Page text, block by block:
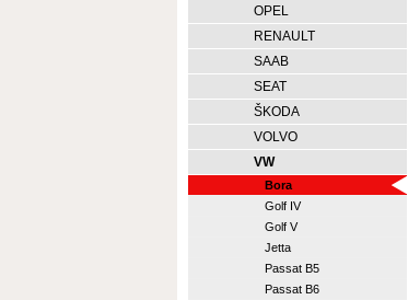
OPEL
RENAULT
SAAB
SEAT
ŠKODA
VOLVO
VW
Bora
Golf IV
Golf V
Jetta
Passat B5
Passat B6